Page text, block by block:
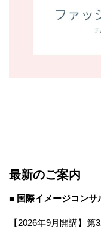
最新のご案内
■ 国際イメージコンサ
【2026年9月開講】第